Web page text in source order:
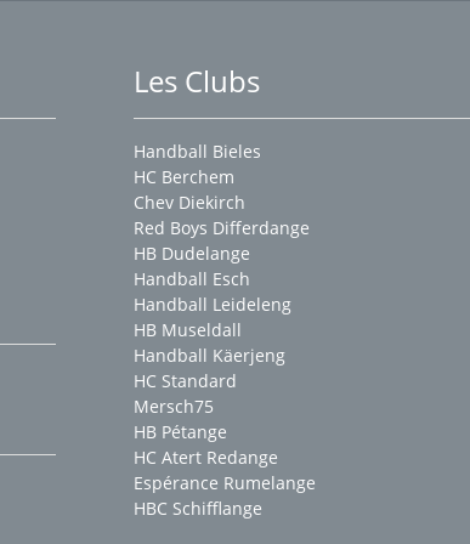
Les Clubs
Handball Bieles
HC Berchem
Chev Diekirch
Red Boys Differdange
HB Dudelange
Handball Esch
Handball Leideleng
HB Museldall
Handball Käerjeng
HC Standard
Mersch75
HB Pétange
HC Atert Redange
Espérance Rumelange
HBC Schifflange